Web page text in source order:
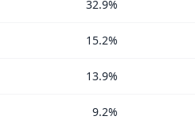
32.9%
15.2%
13.9%
9.2%